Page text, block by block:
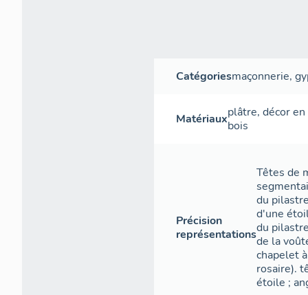
Catégoriesmaçonnerie,
Matériauxplâtre, décor
bois
Précision
représentations
Têtes de
du
d'une
du
de la
chapelet
rosaire).
étoile ;